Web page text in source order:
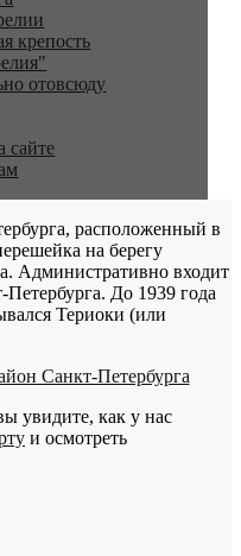
крепость
отовсюду
сайте
расположенный в
на берегу
Административно входит
До 1939 года
Териоки (или
увидите, как у нас
и осмотреть